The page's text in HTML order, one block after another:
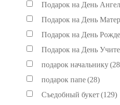
Подарок на День
Подарок на День
Подарок на День
Подарок на День
подарок начальнику
подарок папе(28)
Съедобный букет(129)